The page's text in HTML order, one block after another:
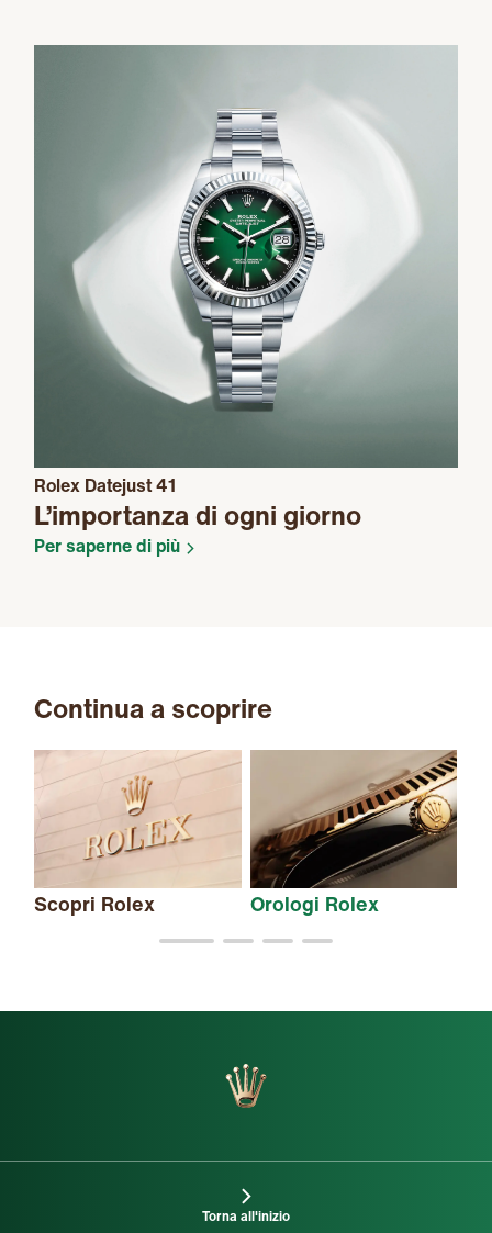
Rolex Datejust 41
L’importanza di ogni giorno
Per saperne di più
Continua a scoprire
Scopri Rolex Orologi Rolex
Torna all'inizio